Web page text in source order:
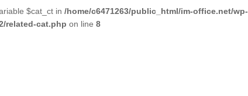
$cat_ct in /home/c6471263/public_html/im-office.net/wp-
related-cat.php on line 8